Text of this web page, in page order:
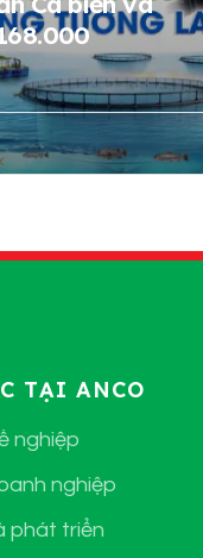
TẠI ANCO
nghiệp
nghiệp
phát triển